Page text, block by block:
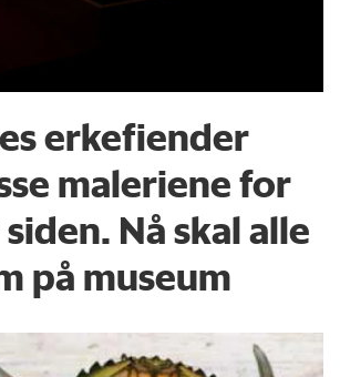
erkefiender
maleriene for
Nå skal alle
på museum